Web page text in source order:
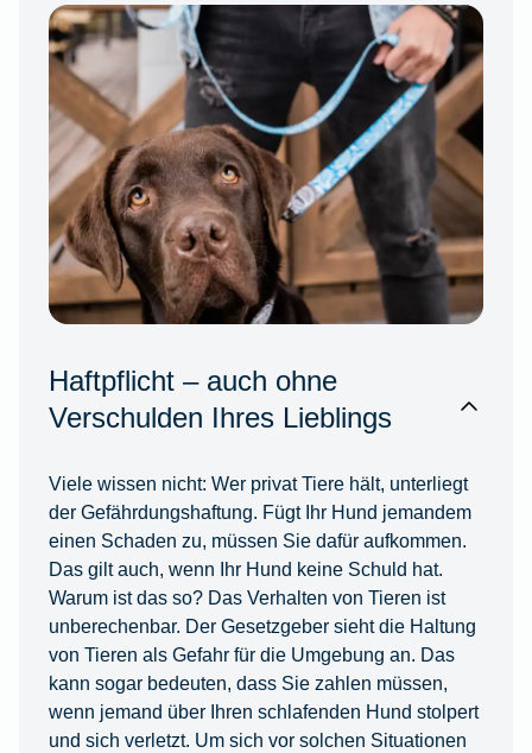
Haftpflicht – auch ohne
Verschulden Ihres Lieblings
Viele wissen nicht: Wer privat Tiere hält, unterliegt
der Gefährdungshaftung. Fügt Ihr Hund jemandem
einen Schaden zu, müssen Sie dafür aufkommen.
Das gilt auch, wenn Ihr Hund keine Schuld hat.
Warum ist das so? Das Verhalten von Tieren ist
unberechenbar. Der Gesetzgeber sieht die Haltung
von Tieren als Gefahr für die Umgebung an. Das
kann sogar bedeuten, dass Sie zahlen müssen,
wenn jemand über Ihren schlafenden Hund stolpert
und sich verletzt. Um sich vor solchen Situationen